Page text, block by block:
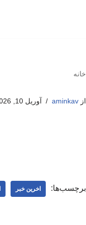
خانه
ازaminkav آوریل 10, 2026
برچسب‌ها: اخرین خبر